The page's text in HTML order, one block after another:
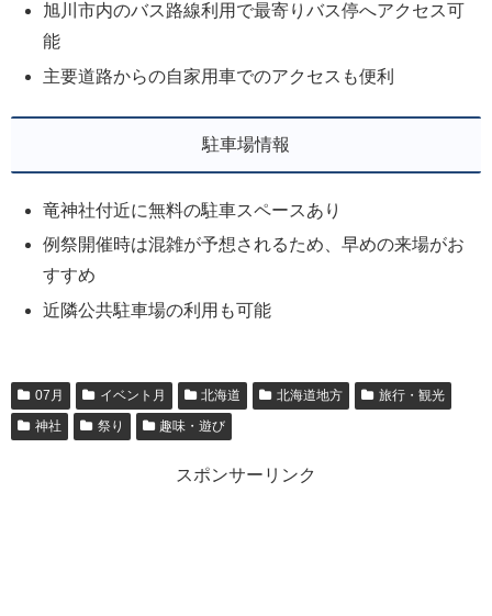
旭川市内のバス路線利用で最寄りバス停へアクセス可
能
主要道路からの自家用車でのアクセスも便利
駐車場情報
竜神社付近に無料の駐車スペースあり
例祭開催時は混雑が予想されるため、早めの来場がお
すすめ
近隣公共駐車場の利用も可能
07月 イベント月 北海道 北海道地方
旅行・観光
神社
祭り 趣味・遊び
スポンサーリンク